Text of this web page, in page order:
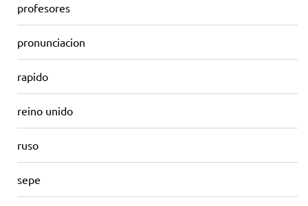
profesores
pronunciacion
rapido
reino unido
ruso
sepe